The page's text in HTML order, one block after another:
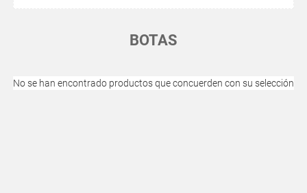
BOTAS
No se han encontrado productos que concuerden con su selección